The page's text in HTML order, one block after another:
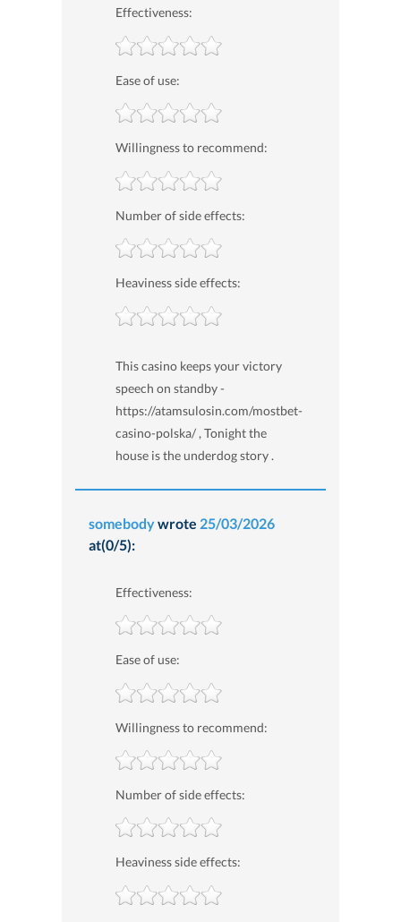
Effectiveness:
Ease of use:
Willingness to recommend:
Number of side effects:
Heaviness side effects:
This casino keeps your victory
speech on standby -
https://atamsulosin.com/mostbet-
casino-polska/ , Tonight the
house is the underdog story .
somebodywrote 25/03/2026
at(0/5):
Effectiveness:
Ease of use:
Willingness to recommend:
Number of side effects:
Heaviness side effects: